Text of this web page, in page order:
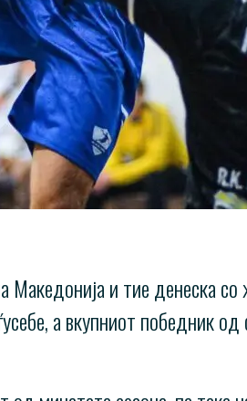
и тие денеска
а вкупниот победник